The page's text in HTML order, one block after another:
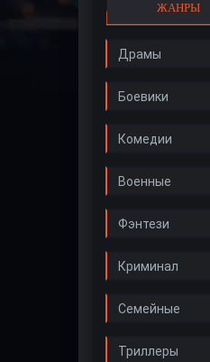
ЖАНРЫ
Драмы
Боевики
Комедии
Военные
Фэнтези
Криминал
Семейные
Триллеры